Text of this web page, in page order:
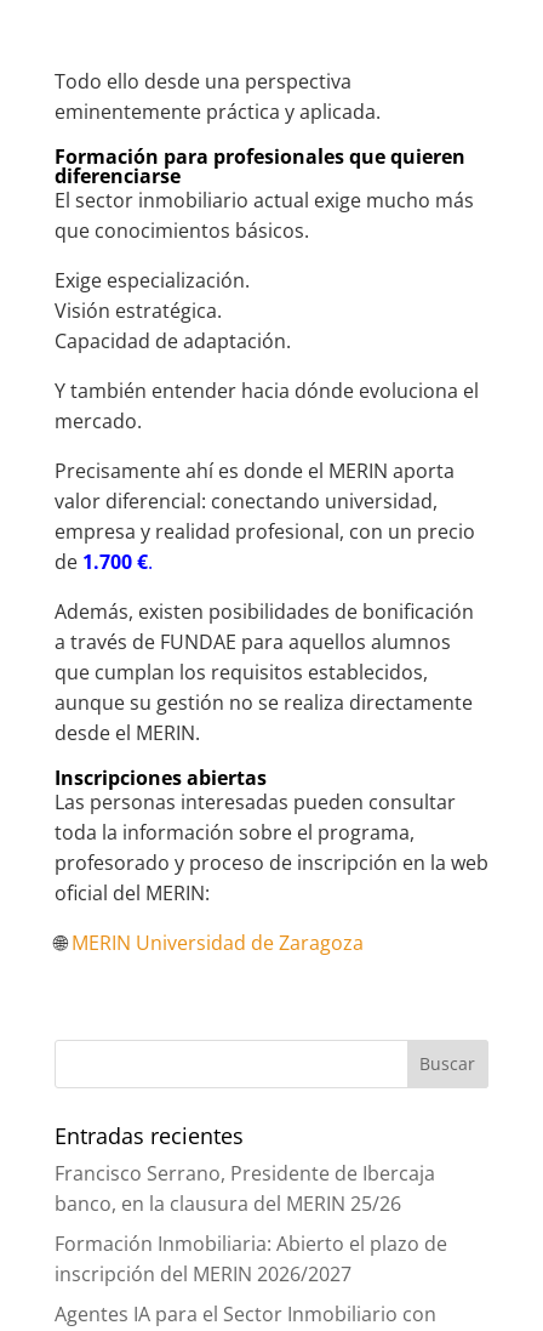
Todo ello desde una perspectiva
eminentemente práctica y aplicada.
Formación para profesionales que quieren
diferenciarse
El sector inmobiliario actual exige mucho más
que conocimientos básicos.
Exige especialización.
Visión estratégica.
Capacidad de adaptación.
Y también entender hacia dónde evoluciona el
mercado.
Precisamente ahí es donde el MERIN aporta
valor diferencial: conectando universidad,
empresa y realidad profesional, con un precio
de 1.700 €.
Además, existen posibilidades de bonificación
a través de FUNDAE para aquellos alumnos
que cumplan los requisitos establecidos,
aunque su gestión no se realiza directamente
desde el MERIN.
Inscripciones abiertas
Las personas interesadas pueden consultar
toda la información sobre el programa,
profesorado y proceso de inscripción en la web
oficial del MERIN:
🌐MERIN Universidad de Zaragoza
Entradas recientes
Francisco Serrano, Presidente de Ibercaja
banco, en la clausura del MERIN 25/26
Formación Inmobiliaria: Abierto el plazo de
inscripción del MERIN 2026/2027
Agentes IA para el Sector Inmobiliario con